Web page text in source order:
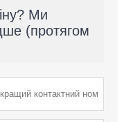
Ми
(протягом